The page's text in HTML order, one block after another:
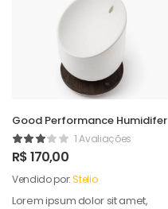
Good Performance Humidifer
1 Avaliações
R$170,00
Vendido por:Stelio
Lorem ipsum dolor sit amet,